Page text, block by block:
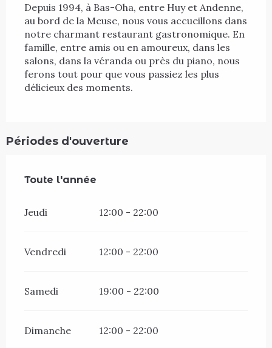
Depuis 1994, à Bas-Oha, entre Huy et Andenne,
au bord de la Meuse, nous vous accueillons dans
notre charmant restaurant gastronomique. En
famille, entre amis ou en amoureux, dans les
salons, dans la véranda ou près du piano, nous
ferons tout pour que vous passiez les plus
délicieux des moments.
Périodes d'ouverture
Toute l'année
Toute l'année
Jeudi 12:00 - 22:00
Vendredi 12:00 - 22:00
Samedi 19:00 - 22:00
Dimanche 12:00 - 22:00